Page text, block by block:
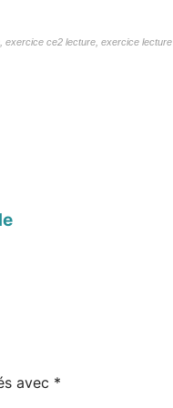
exercice ce2 lecture, exercice lecture
avec *